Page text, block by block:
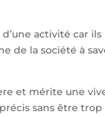
activité car ils
de la société à
et mérite une
sans être